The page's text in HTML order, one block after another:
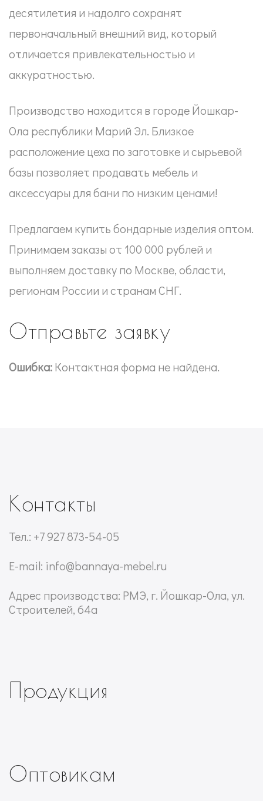
десятилетия и надолго сохранят
первоначальный внешний вид, который
отличается привлекательностью и
аккуратностью.
Производство находится в городе Йошкар-
Ола республики Марий Эл. Близкое
расположение цеха по заготовке и сырьевой
базы позволяет продавать мебель и
аксессуары для бани по низким ценами!
Предлагаем купить бондарные изделия оптом.
Принимаем заказы от 100 000 рублей и
выполняем доставку по Москве, области,
регионам России и странам СНГ.
Отправьте заявку
Ошибка:Контактная форма не найдена.
Контакты
Тел.: +7 927 873-54-05
E-mail: info@bannaya-mebel.ru
Адрес производства: РМЭ, г. Йошкар-Ола, ул.
Строителей, 64а
Продукция
Оптовикам